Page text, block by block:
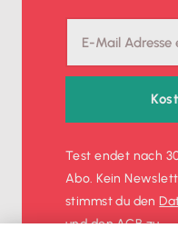
Test endet nach
Abo. Kein
stimmst du den
und denAGBzu.